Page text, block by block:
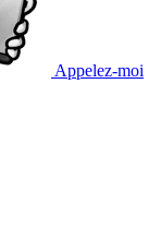
Appelez-moi